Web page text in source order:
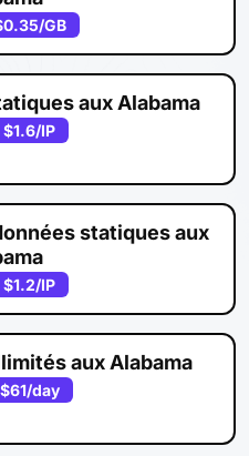
/GB
aux Alabama
$1.6/IP
statiques aux
$1.2/IP
aux Alabama
$61/day